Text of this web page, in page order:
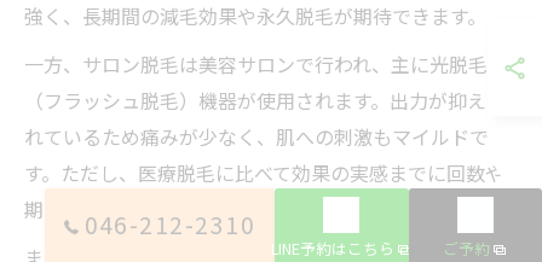
強く、長期間の減毛効果や永久脱毛が期待できます。
一方、サロン脱毛は美容サロンで行われ、主に光脱毛
（フラッシュ脱毛）機器が使用されます。出力が抑えら
れているため痛みが少なく、肌への刺激もマイルドで
す。ただし、医療脱毛に比べて効果の実感までに回数や
期間がかかる場合があります。
046-212-2310
LINE予約はこちら ご予約